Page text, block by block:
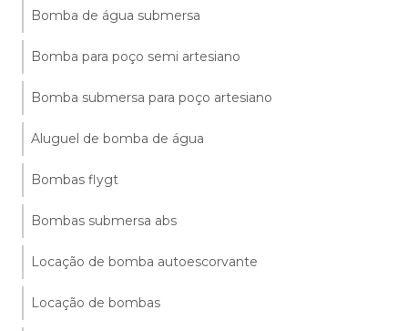
Bomba de água submersa
Bomba para poço semi artesiano
Bomba submersa para poço artesiano
Aluguel de bomba de água
Bombas flygt
Bombas submersa abs
Locação de bomba autoescorvante
Locação de bombas